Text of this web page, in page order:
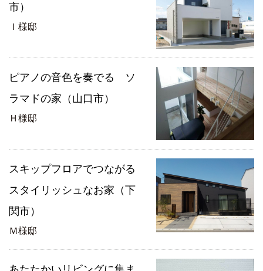
市）
Ｉ様邸
ピアノの音色を奏でる ソ
ラマドの家（山口市）
Ｈ様邸
スキップフロアでつながる
スタイリッシュなお家（下
関市）
Ｍ様邸